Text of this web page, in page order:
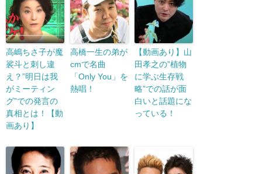
高嶋ちさ子が魔
裟斗と刺し違
え？”明日は我
がミーティン
グ”での発言の
真相とは！【動
画あり】
高橋一生の弟が
cmで名曲
「Only You」を
熱唱！
【動画あり】山
田孝之の”植物
に学ぶ生存戦
略”での話が面
白いと話題にな
っている！